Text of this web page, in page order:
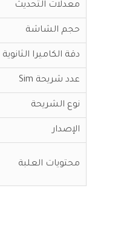
معدلات التحديث
حجم الشاشة
دقة الكاميرا الثانوية
عدد شريحة Sim
نوع الشريحة
الإصدار
محتويات العلبة